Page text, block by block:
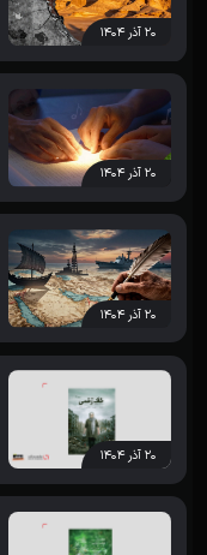
۲۰ آذر ۱۴۰۴
۲۰ آذر ۱۴۰۴
۲۰ آذر ۱۴۰۴
۲۰ آذر ۱۴۰۴